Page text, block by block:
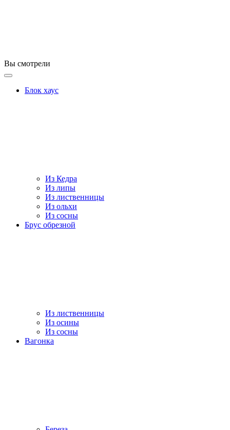
Вы смотрели
Блок хаус
Из Кедра
Из липы
Из лиственницы
Из ольхи
Из сосны
Брус обрезной
Из лиственницы
Из осины
Из сосны
Вагонка